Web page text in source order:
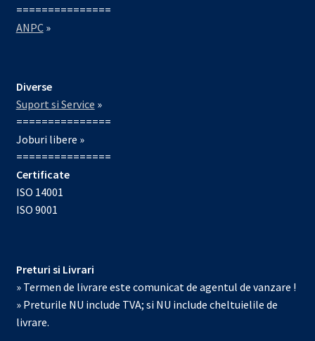
===============
ANPC»
Diverse
Suport si Service »
===============
Joburi libere »
===============
Certificate
ISO 14001
ISO 9001
Preturi si Livrari
» Termen de livrare este comunicat de agentul de vanzare !
» Preturile NU include TVA; si NU include cheltuielile de
livrare.